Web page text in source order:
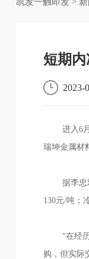
短期
2023-
进入6月份
瑞坤金属材
据李忠双
130元/吨；
“在经历3
购，但实际